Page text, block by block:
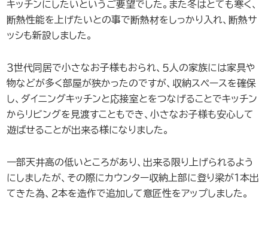
キッチンにしたいというご要望でした。また冬はとても寒く、
断熱性能を上げたいとの事で断熱材をしっかり入れ、断熱サ
ッシも新設しました。
３世代同居で小さなお子様もおられ、５人の家族には家具や
物などが多く部屋が狭かったのですが、収納スペースを確保
し、ダイニングキッチンと応接室とをつなげることでキッチン
からリビングを見渡すこともでき、小さなお子様も安心して
遊ばせることが出来る様になりました。
一部天井高の低いところがあり、出来る限り上げられるよう
にしましたが、その際にカウンター収納上部に登り梁が１本出
てきた為、２本を造作で追加して意匠性をアップしました。